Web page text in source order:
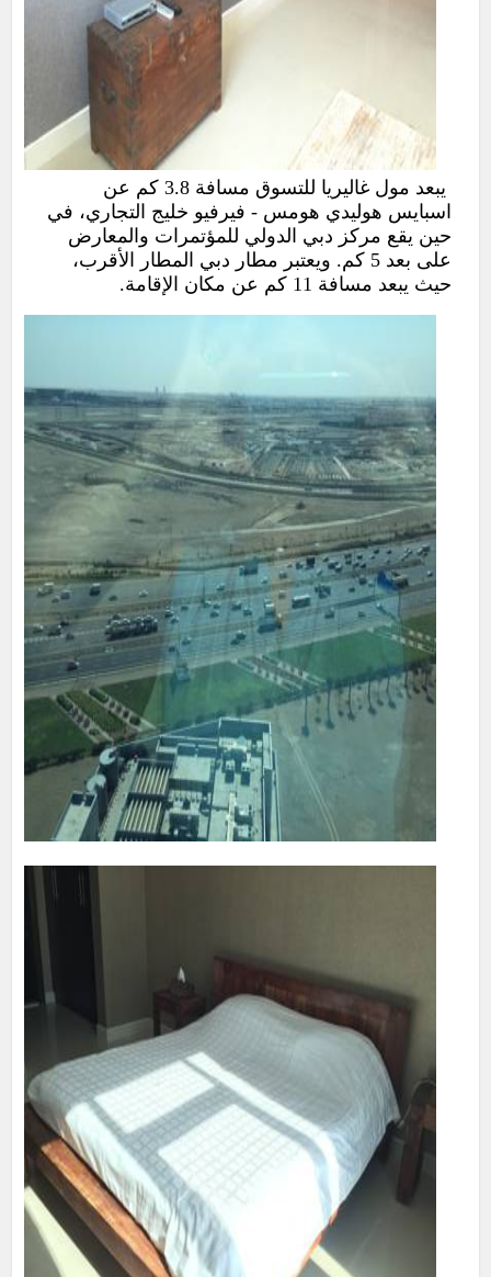
يبعد مول غاليريا للتسوق مسافة 3.8 كم عن
اسبايس هوليدي هومس - فيرفيو خليج التجاري، في
حين يقع مركز دبي الدولي للمؤتمرات والمعارض
على بعد 5 كم. ويعتبر مطار دبي المطار الأقرب،
حيث يبعد مسافة 11 كم عن مكان الإقامة.